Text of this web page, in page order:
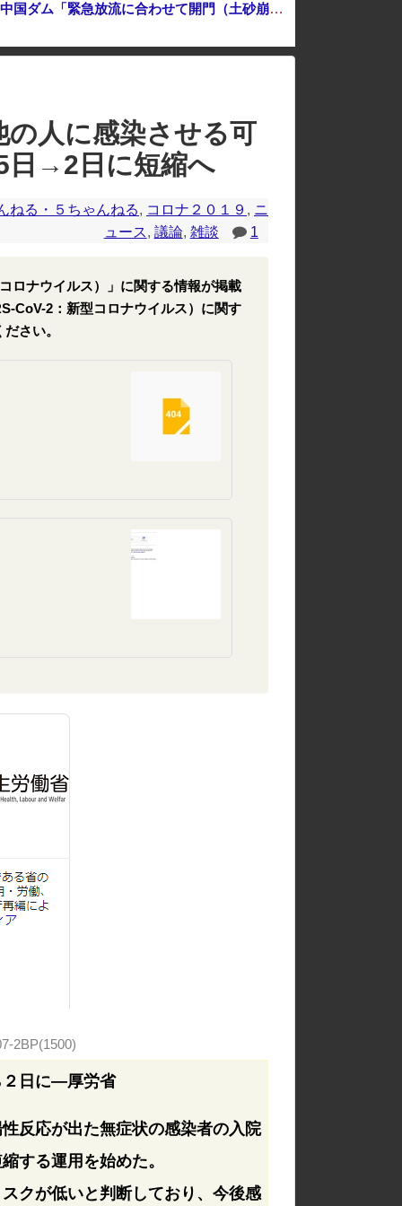
中国「大洪水！」三峡ダム「9門開放！（全力放流」中国都市「三峡沿線の道路水没」中国政府「高速道路封鎖！」中国ダム「緊急放流に合わせて開門（土砂崩れ発生」→
イアウトが崩れたりする場合があります。
の人に感染させる可
日→2日に短縮へ
ねる・５ちゃんねる, コロナ２０１９ , ニ
ュース, 議論, 雑談 1
ロナウイルス）」に関する情報が掲載
CoV-2：新型コロナウイルス）に関す
さい。
2BP(1500)
日に―厚労省
反応が出た無症状の感染者の入院
する運用を始めた。
クが低いと判断しており、今後感